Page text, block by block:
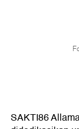
SAKTI86